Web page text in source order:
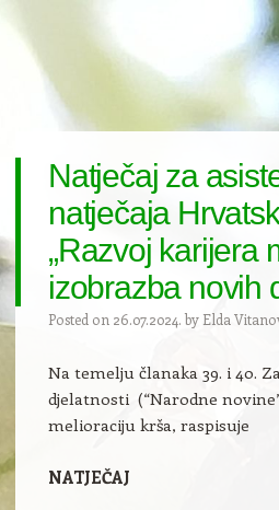
Natječaj za
natječaja
„Razvoj karijera
izobrazba novih
Posted on 26.07.2024. by Elda
Na temelju članaka 39. i 40.
djelatnosti (“Narodne
melioraciju krša, raspisuje
NATJEČAJ